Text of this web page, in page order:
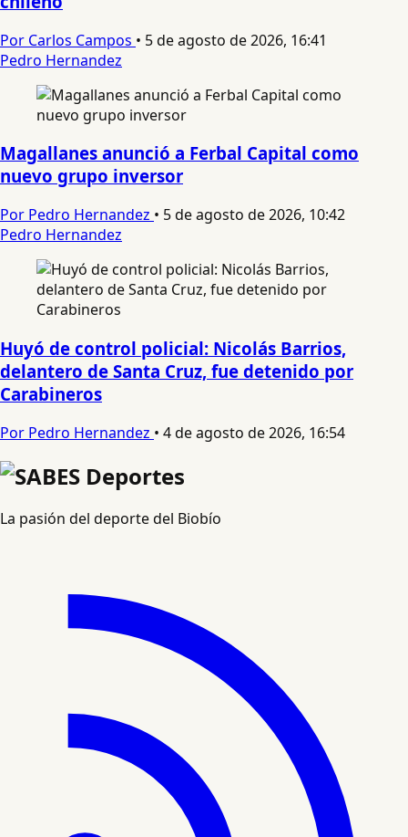
Por Carlos Campos • 5 de agosto de 2026, 16:41
Pedro Hernandez
Magallanes anunció a Ferbal Capital como
nuevo grupo inversor
Por Pedro Hernandez • 5 de agosto de 2026, 10:42
Pedro Hernandez
Huyó de control policial: Nicolás Barrios,
delantero de Santa Cruz, fue detenido por
Carabineros
Por Pedro Hernandez • 4 de agosto de 2026, 16:54
La pasión del deporte del Biobío